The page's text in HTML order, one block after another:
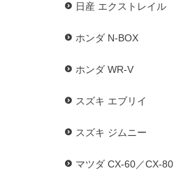
日産 エクストレイル
ホンダ N-BOX
ホンダ WR-V
スズキ エブリイ
スズキ ジムニー
マツダ CX-60／CX-80